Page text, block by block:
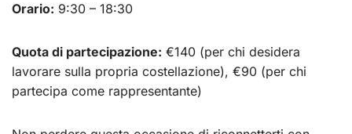
Orario: 9:30 – 18:30
Quota di partecipazione: €140 (per chi desidera
lavorare sulla propria costellazione), €90 (per chi
partecipa come rappresentante)